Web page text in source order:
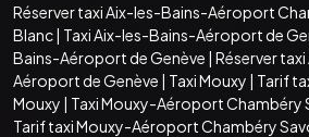
Réserver taxi Aix-les-Bains-Aéroport
Blanc| Taxi Aix-les-Bains-Aéroport de
Bains-Aéroport de Genève | Réserver
Aéroport de Genève | Taxi Mouxy | Tarif
Mouxy | Taxi Mouxy-Aéroport Chambéry
Tarif taxi Mouxy-Aéroport Chambéry